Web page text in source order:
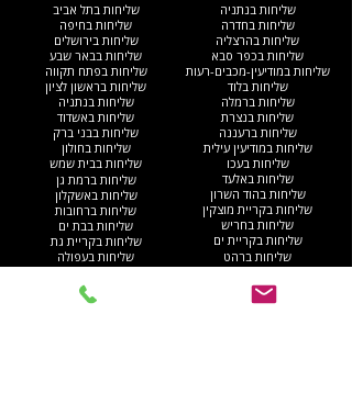
שליחות בנתניה
שליחות בחדרה
שליחות בהרצליה
שליחות בכפר סבא
שליחות במודיעין-מכבים-רעות
שליחות בתל אביב
שליחות בחיפה
שליחות בירושלים
שליחות בבאר שבע
שליחות בפתח תקווה
שליחות בלוד
שליחות ברמלה
שליחות בנצרת
שליחות ברעננה
שליחות במודיעין עילית
שליחות בראשון לציון
שליחות בנתניה
שליחות באשדוד
שליחות בבני ברק
שליחות בחולון
שליחות בבית שמש
שליחות בעכו
שליחות באלעד
שליחות בהוד השרון
שליחות בקריית מוצקין
שליחות בחריש
שליחות בקריית ים​
שליחות ברמת גן
שליחות באשקלון
שליחות ברחובות
שליחות בבת ים
שליחות בקריית גת
שליחות ברהט
שליחות בגוש דן
שליחות באום אל-פחם
שליחות באילת
שליחות בעפולה
שליחות בנהריה
שליחות בגבעתיים
שליחות בקריית אתא